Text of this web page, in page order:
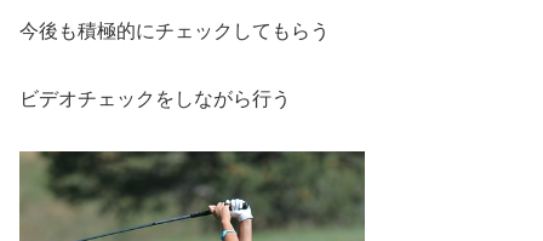
今後も積極的にチェックしてもらう
ビデオチェックをしながら行う